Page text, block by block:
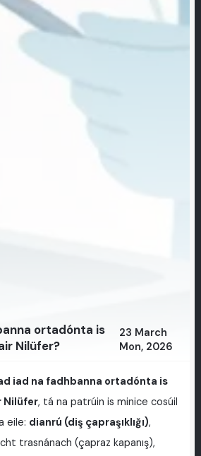
ortadónta is
Nilüfer?
23 March
Mon, 2026
iad na fadhbanna ortadónta is
Nilüfer, tá na patrúin is minice cosúil
eile: dianrú (diş çapraşıklığı),
trasnánach (çapraz kapanış),